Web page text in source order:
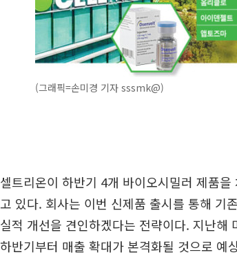
(그래픽=손미경 기자 sssmk@)
셀트리온이 하반기 4개 바이오시밀러 제품
고 있다. 회사는 이번 신제품 출시를 통해 기
실적 개선을 견인하겠다는 전략이다. 지난해
하반기부터 매출 확대가 본격화될 것으로 예